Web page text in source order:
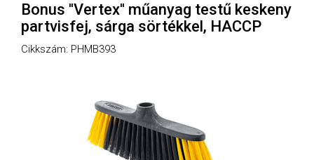
Bonus ''Vertex'' műanyag testű keskeny
partvisfej, sárga sörtékkel, HACCP
Cikkszám: PHMB393